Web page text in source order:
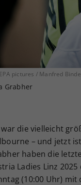
pictures / Manfred
Grabher
war die vielleicht
– und jetzt
haben die
Ladies Linz
(10:00 Uhr)